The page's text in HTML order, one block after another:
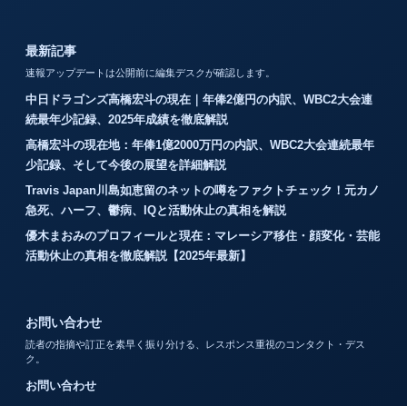
最新記事
速報アップデートは公開前に編集デスクが確認します。
中日ドラゴンズ高橋宏斗の現在｜年俸2億円の内訳、WBC2大会連
続最年少記録、2025年成績を徹底解説
高橋宏斗の現在地：年俸1億2000万円の内訳、WBC2大会連続最年
少記録、そして今後の展望を詳細解説
Travis Japan川島如恵留のネットの噂をファクトチェック！元カノ
急死、ハーフ、鬱病、IQと活動休止の真相を解説
優木まおみのプロフィールと現在：マレーシア移住・顔変化・芸能
活動休止の真相を徹底解説【2025年最新】
お問い合わせ
読者の指摘や訂正を素早く振り分ける、レスポンス重視のコンタクト・デス
ク。
お問い合わせ